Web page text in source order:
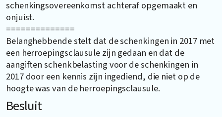
schenkingsovereenkomst achteraf opgemaakt en
onjuist.
==============
Belanghebbende stelt dat de schenkingen in 2017 met
een herroepingsclausule zijn gedaan en dat de
aangiften schenkbelasting voor de schenkingen in
2017 door een kennis zijn ingediend, die niet op de
hoogte was van de herroepingsclausule.
Besluit